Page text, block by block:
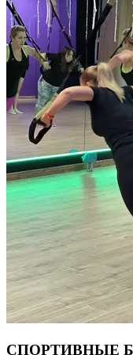
Тренировка с
на позвоночник,
незаменимым и для
занятия без
55 минут.
СПОРТИВНЫЕ